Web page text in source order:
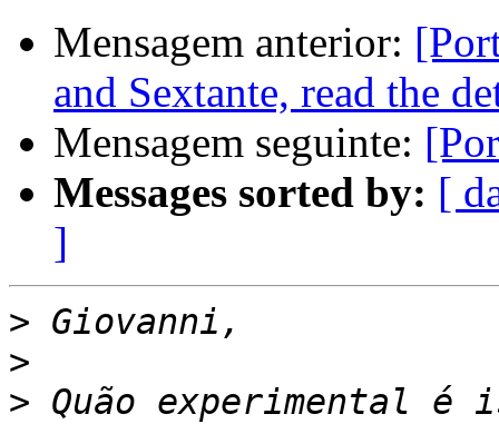
Mensagem anterior:
and Sextante, read the
Mensagem seguinte:
Messages sorted by: [
]
>
>
>